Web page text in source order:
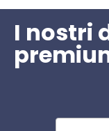
I nostri